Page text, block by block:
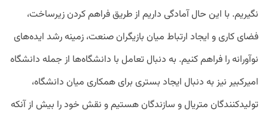
نگیریم. با این حال آمادگی داریم از طریق فراهم کردن زیرساخت،
فضای کاری و ایجاد ارتباط میان بازیگران صنعت، زمینه رشد ایده‌های
نوآورانه را فراهم کنیم. به دنبال تعامل با دانشگاه‌ها از جمله دانشگاه
امیرکبیر نیز به دنبال ایجاد بستری برای همکاری میان دانشگاه،
تولیدکنندگان متریال و سازندگان هستیم و نقش خود را بیش از آنکه